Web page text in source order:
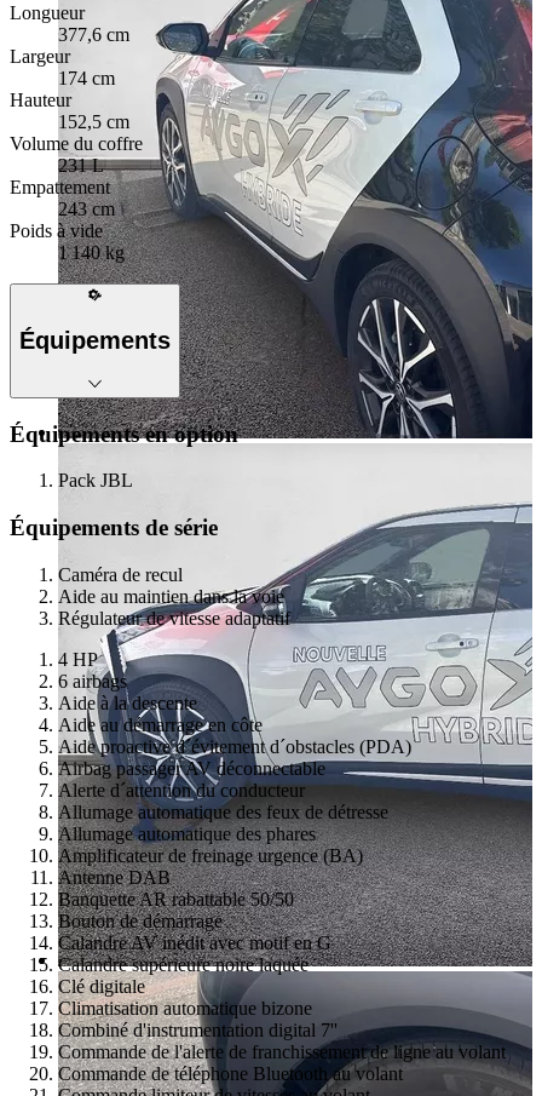
Longueur
377,6 cm
Largeur
174 cm
Hauteur
152,5 cm
Volume du coffre
231 L
Empattement
243 cm
Poids à vide
1 140 kg
Équipements
Équipements en option
Pack JBL
Équipements de série
Caméra de recul
Aide au maintien dans la voie
Régulateur de vitesse adaptatif
4 HP
6 airbags
Aide à la descente
Aide au démarrage en côte
Aide proactive d´évitement d´obstacles (PDA)
Airbag passager AV déconnectable
Alerte d´attention du conducteur
Allumage automatique des feux de détresse
Allumage automatique des phares
Amplificateur de freinage urgence (BA)
Antenne DAB
Banquette AR rabattable 50/50
Bouton de démarrage
Calandre AV inédit avec motif en G
Calandre supérieure noire laquée
Clé digitale
Climatisation automatique bizone
Combiné d'instrumentation digital 7''
Commande de l'alerte de franchissement de ligne au volant
Commande de téléphone Bluetooth au volant